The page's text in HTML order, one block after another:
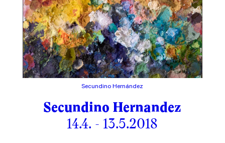
Secundino Hernández
Secundino Hernandez
14.4. - 13.5.2018